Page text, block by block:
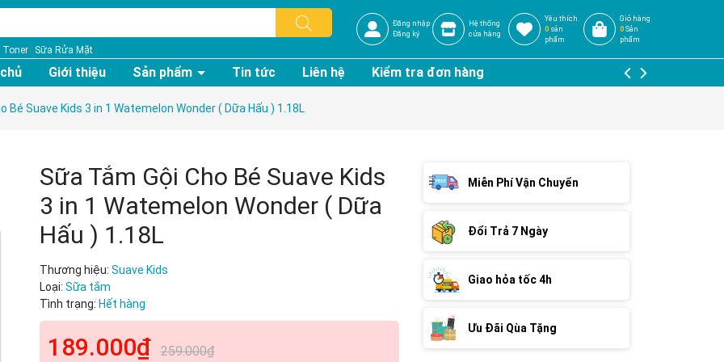
Toner Sữa Rửa Mặt
Đăng nhập
Đăng ký
Hệ thống
cửa hàng
Yêu thích
0sản
phẩm
Giỏ hàng
0 Sản
phẩm
Giới thiệu Sản phẩm Tin tức Liên hệ Kiểm tra đơn hàng
Bé Suave Kids 3 in 1 Watemelon Wonder ( Dữa Hấu ) 1.18L
Sữa Tắm Gội Cho Bé Suave Kids
3 in 1 Watemelon Wonder ( Dữa
Hấu ) 1.18L
Thương hiệu: Suave Kids
Loại: Sữa tắm
Tình trạng: Hết hàng
189.000₫ 259.000₫
Miễn Phí Vận Chuyển
Đổi Trả 7 Ngày
Giao hỏa tốc 4h
Ưu Đãi Qùa Tặng